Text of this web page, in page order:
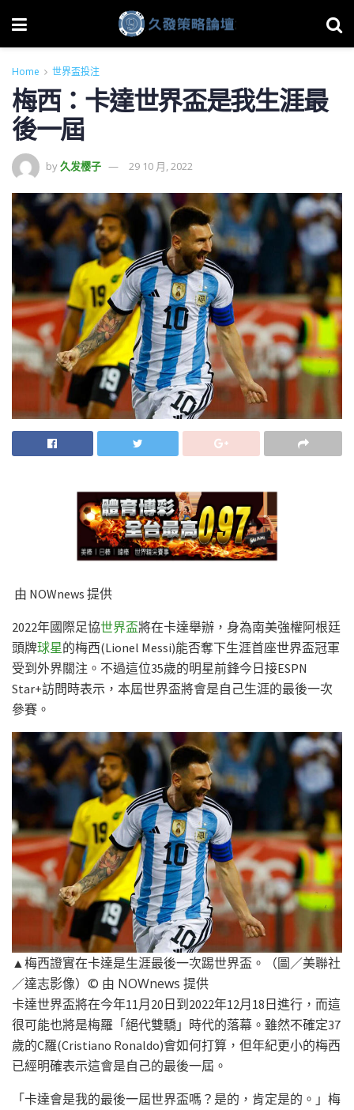
Home 世界盃投注
梅西：卡達世界盃是我生涯最
後一屆
by久发樱子 29 10 月, 2022
由 NOWnews 提供
2022年國際足協世界盃將在卡達舉辦，身為南美強權阿根廷
頭牌球星的梅西(Lionel Messi)能否奪下生涯首座世界盃冠軍
受到外界關注。不過這位35歲的明星前鋒今日接ESPN
Star+訪問時表示，本屆世界盃將會是自己生涯的最後一次
參賽。
▲梅西證實在卡達是生涯最後一次踢世界盃。（圖／美聯社
／達志影像）© 由 NOWnews 提供
卡達世界盃將在今年11月20日到2022年12月18日進行，而這
很可能也將是梅羅「絕代雙驕」時代的落幕。雖然不確定37
歲的C羅(Cristiano Ronaldo)會如何打算，但年紀更小的梅西
已經明確表示這會是自己的最後一屆。
「卡達會是我的最後一屆世界盃嗎？是的，肯定是的。」梅